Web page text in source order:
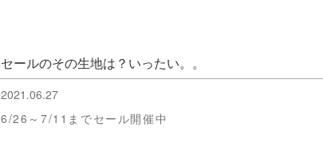
セールのその生地は？いったい。。
2021.06.27
6/26～7/11までセール開催中